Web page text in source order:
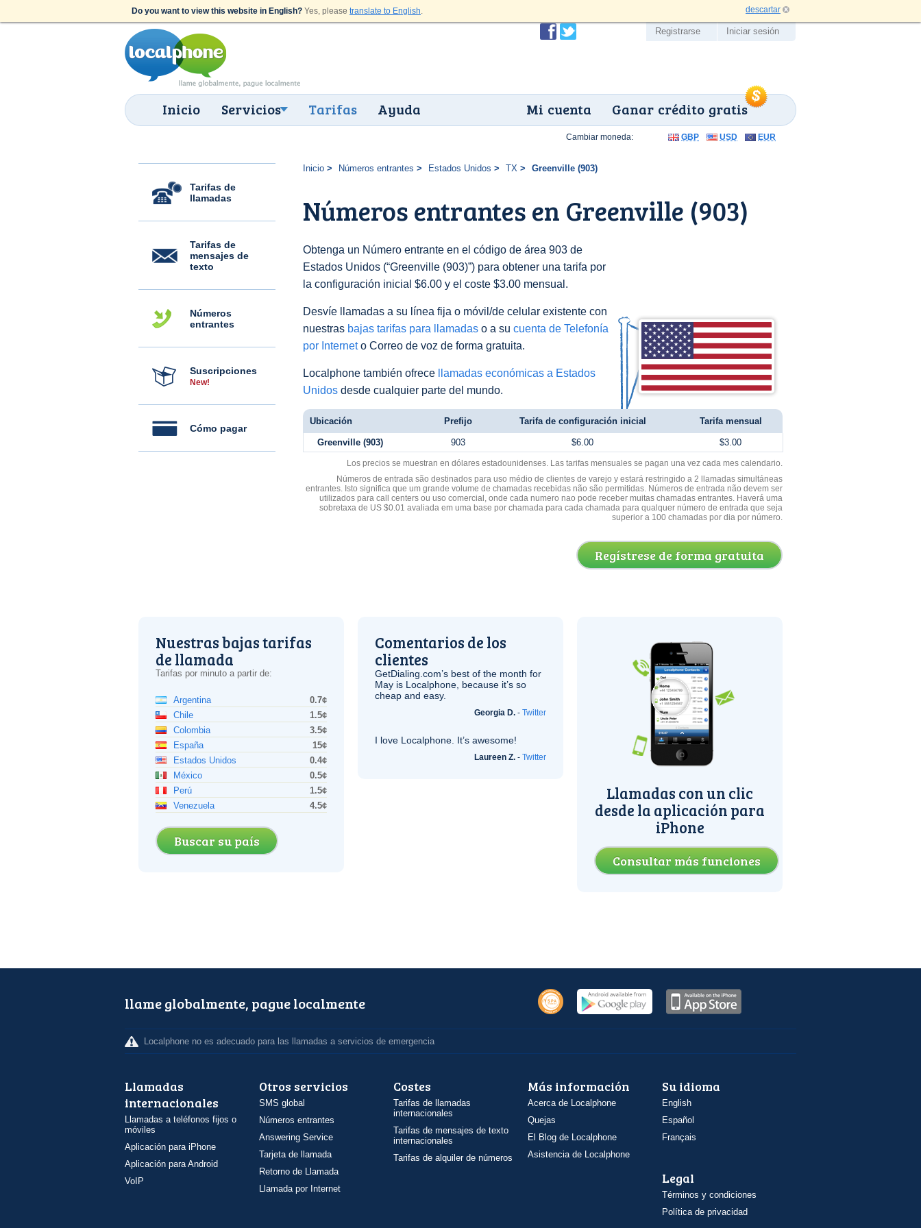
Do you want to view this website in English? Yes, please translate to English. descartar
Inicio Servicios Tarifas Ayuda Ganar crédito gratis
Mi cuenta
Registrarse Iniciar sesión
Tarifas de
llamadas
Tarifas de
mensajes de
texto
Números
entrantes
Suscripciones
New!
Cómo pagar
Inicio Números entrantes Estados Unidos TX Greenville (903)
Números entrantes en Greenville (903)
Obtenga un Número entrante en el código de área 903 de
Estados Unidos (“Greenville (903)”) para obtener una tarifa por
la configuración inicial $6.00 y el coste $3.00 mensual.
Desvíe llamadas a su línea fija o móvil/de celular existente con
nuestras bajas tarifas para llamadas o a su cuenta de Telefonía
por Interneto Correo de voz de forma gratuita.
Localphone también ofrece
llamadas económicas a Estados
Unidos desde cualquier parte del mundo.
Cambiar moneda: GBP USD EUR
Ubicación Prefijo Tarifa de configuración inicial Tarifa mensual
Greenville (903) 903 $6.00 $3.00
Los precios se muestran en dólares estadounidenses. Las tarifas mensuales se pagan una vez cada mes calendario.
Números de entrada são destinados para uso médio de clientes de varejo y estará restringido a 2 llamadas simultáneas
entrantes. Isto significa que um grande volume de chamadas recebidas não são permitidas. Números de entrada não devem ser
utilizados para call centers ou uso comercial, onde cada numero nao pode receber muitas chamadas entrantes. Haverá uma
sobretaxa de US $0.01 avaliada em uma base por chamada para cada chamada para qualquer número de entrada que seja
superior a 100 chamadas por dia por número.
Regístrese de forma gratuita
Nuestras bajas tarifas
de llamada
Tarifas por minuto a partir de:
Argentina
0.7¢
Chile
1.5¢
Colombia
3.5¢
España
15¢
Estados Unidos
0.4¢
México
0.5¢
Perú
1.5¢
Venezuela
4.5¢
Buscar su país
Comentarios de los
clientes
GetDialing.com’s best of the month for
May is Localphone, because it’s so
cheap and easy.
Georgia D. - Twitter
I love Localphone. It’s awesome!
Laureen Z. - Twitter
Llamadas con un clic
desde la aplicación para
iPhone
Consultar más funciones
llame globalmente, pague localmente
Localphone no es adecuado para las llamadas a servicios de emergencia
Llamadas
internacionales
Llamadas a teléfonos fijos o
móviles
Aplicación para iPhone
Aplicación para Android
VoIP
Otros servicios
SMS global
Números entrantes
Answering Service
Tarjeta de llamada
Retorno de Llamada
Llamada por Internet
Costes
Tarifas de llamadas
internacionales
Tarifas de mensajes de texto
internacionales
Tarifas de alquiler de números
Más información
Acerca de Localphone
Quejas
El Blog de Localphone
Asistencia de Localphone
Su idioma
English
Español
Français
Legal
Términos y condiciones
Política de privacidad